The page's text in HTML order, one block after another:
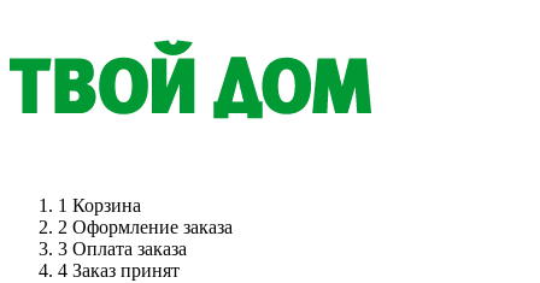
1 Корзина
2 Оформление заказа
3 Оплата заказа
4 Заказ принят